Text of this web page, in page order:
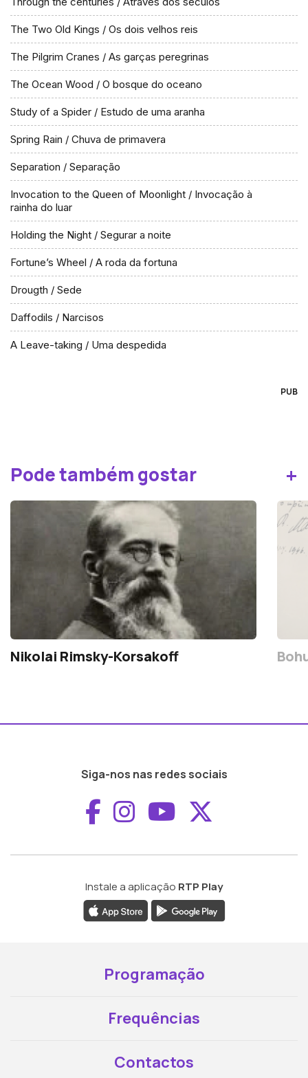
The Two Old Kings / Os dois velhos reis
The Pilgrim Cranes / As garças peregrinas
The Ocean Wood / O bosque do oceano
Study of a Spider / Estudo de uma aranha
Spring Rain / Chuva de primavera
Separation / Separação
Invocation to the Queen of Moonlight / Invocação à
rainha do luar
Holding the Night / Segurar a noite
Fortune’s Wheel / A roda da fortuna
Drougth / Sede
Daffodils / Narcisos
A Leave-taking / Uma despedida
PUB
Pode também gostar +
Nikolai Rimsky-Korsakoff
Siga-nos nas redes sociais
Aceder ao
Aceder ao
Aceder ao
Instale a aplicação RTP Play
Programação
Frequências
Contactos